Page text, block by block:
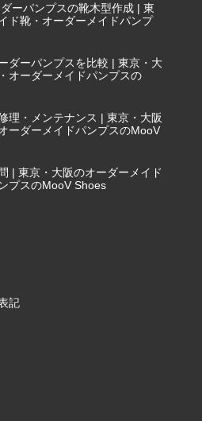
ーパンプスの靴木型作成 | 東
ド靴・オーダーメイドパンプ
ダーパンプスを比較 | 東京・大
オーダーメイドパンプスの
理・メンテナンス | 東京・大阪
ーダーメイドパンプスのMooV
| 東京・大阪のオーダーメイド
プスのMooV Shoes
記